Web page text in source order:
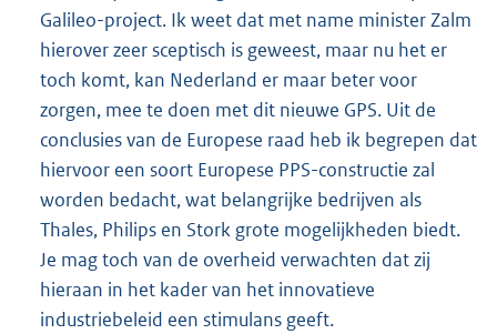
Galileo-project. Ik weet dat met name minister Zalm
hierover zeer sceptisch is geweest, maar nu het er
toch komt, kan Nederland er maar beter voor
zorgen, mee te doen met dit nieuwe GPS. Uit de
conclusies van de Europese raad heb ik begrepen dat
hiervoor een soort Europese PPS-constructie zal
worden bedacht, wat belangrijke bedrijven als
Thales, Philips en Stork grote mogelijkheden biedt.
Je mag toch van de overheid verwachten dat zij
hieraan in het kader van het innovatieve
industriebeleid een stimulans geeft.